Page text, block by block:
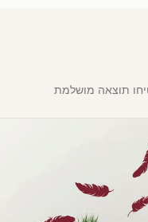
תוצאה מושלמת